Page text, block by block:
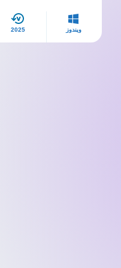
ويندوز 2025